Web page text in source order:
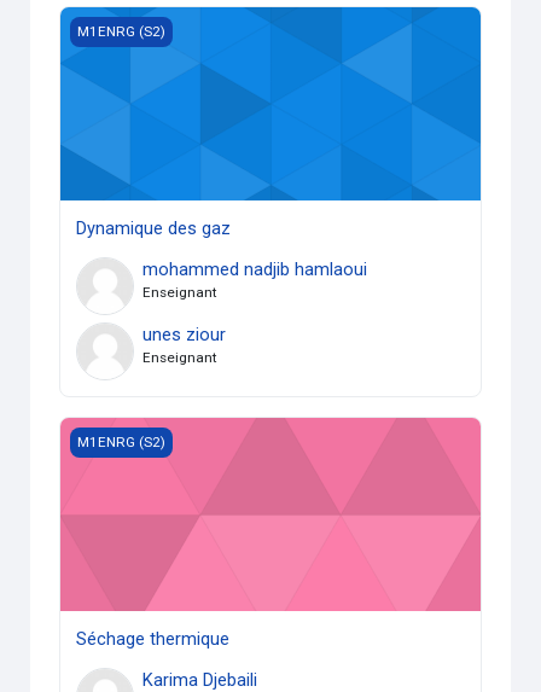
Dynamique des gaz
M1ENRG (S2)
Dynamique des gaz
mohammed nadjib hamlaoui
Enseignant
unes ziour
Enseignant
Séchage thermique
M1ENRG (S2)
Séchage thermique
Karima Djebaili